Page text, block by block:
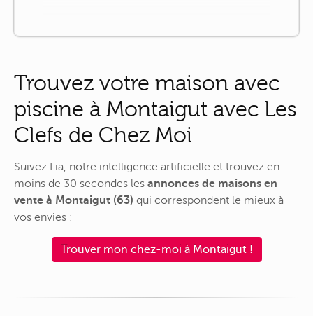
Trouvez votre maison avec
piscine à Montaigut avec Les
Clefs de Chez Moi
Suivez Lia, notre intelligence artificielle et trouvez en
moins de 30 secondes les annonces de maisons en
vente à Montaigut (63) qui correspondent le mieux à
vos envies :
Trouver mon chez-moi à Montaigut !